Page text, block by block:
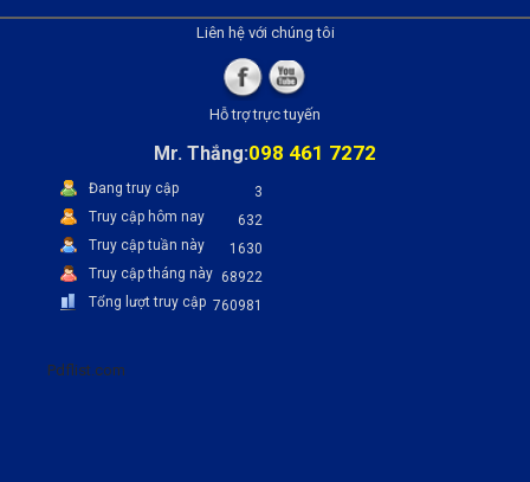
Liên hệ với chúng tôi
Hỗ trợ trực tuyến
Mr. Thắng:098 461 7272
Đang truy cập
3
Truy cập hôm nay
632
Truy cập tuần này
1630
Truy cập tháng này 68922
Tổng lượt truy cập 760981
Pdflist.com